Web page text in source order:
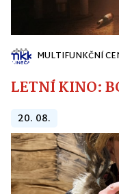
MULTIFUNKČNÍ
LETNÍ KINO:
20. 08.